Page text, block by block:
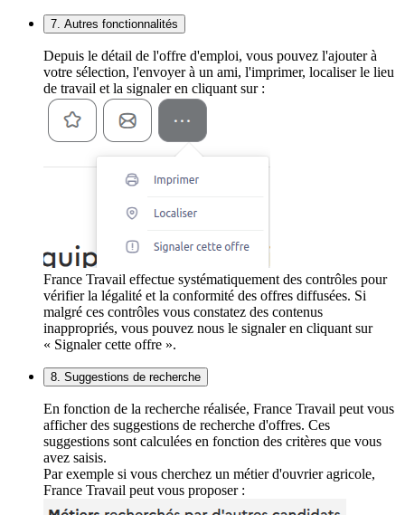
7. Autres fonctionnalités
Depuis le détail de l'offre d'emploi, vous pouvez l'ajouter à
votre sélection, l'envoyer à un ami, l'imprimer, localiser le lieu
de travail et la signaler en cliquant sur :
France Travail effectue systématiquement des contrôles pour
vérifier la légalité et la conformité des offres diffusées. Si
malgré ces contrôles vous constatez des contenus
inappropriés, vous pouvez nous le signaler en cliquant sur
« Signaler cette offre ».
8. Suggestions de recherche
En fonction de la recherche réalisée, France Travail peut vous
afficher des suggestions de recherche d'offres. Ces
suggestions sont calculées en fonction des critères que vous
avez saisis.
Par exemple si vous cherchez un métier d'ouvrier agricole,
France Travail peut vous proposer :